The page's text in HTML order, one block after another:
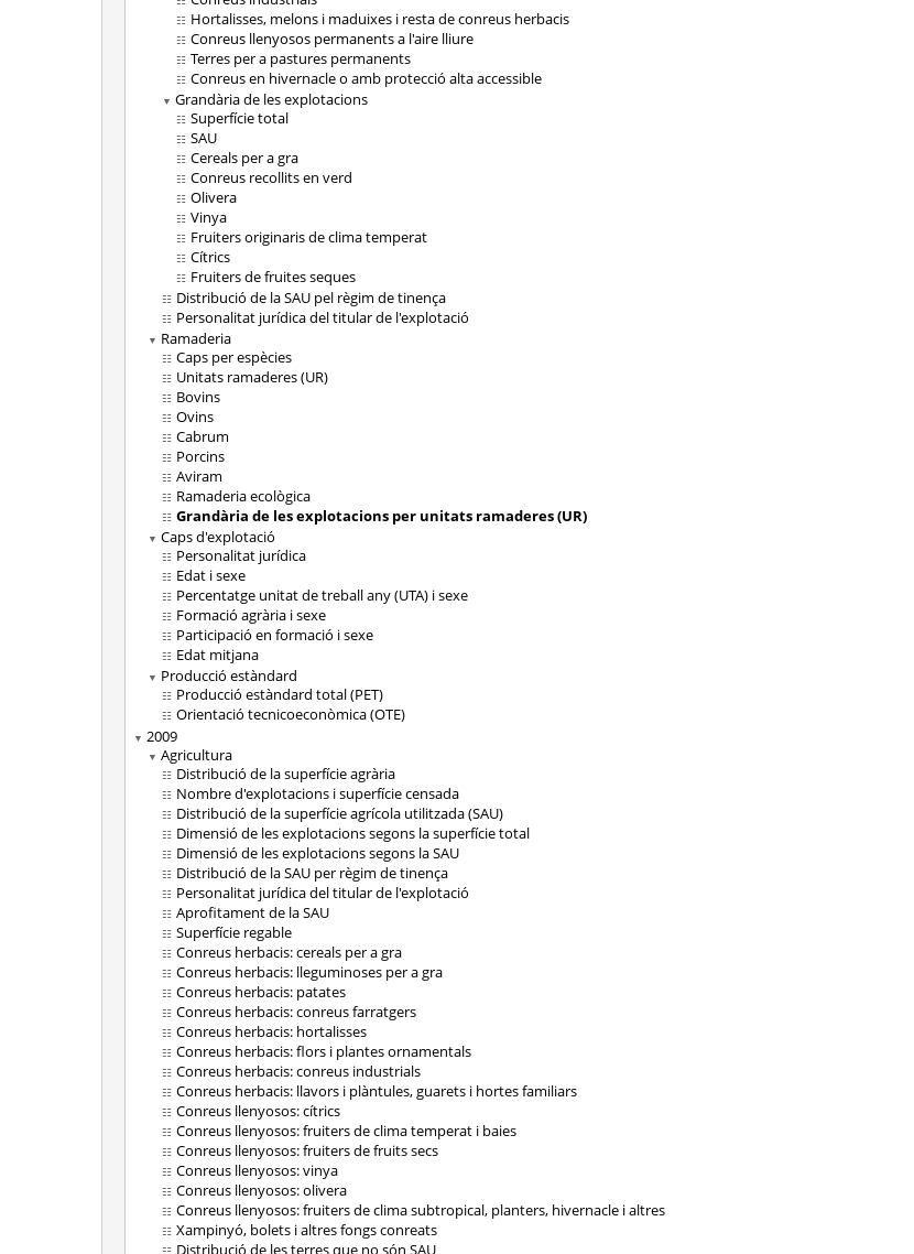
Hortalisses, melons i maduixes i resta de conreus herbacis
Conreus llenyosos permanents a l'aire lliure
Terres per a pastures permanents
Conreus en hivernacle o amb protecció alta accessible
Grandària de les explotacions
Superfície total
SAU
Cereals per a gra
Conreus recollits en verd
Olivera
Vinya
Fruiters originaris de clima temperat
Cítrics
Fruiters de fruites seques
Distribució de la SAU pel règim de tinença
Personalitat jurídica del titular de l'explotació
Ramaderia
Caps per espècies
Unitats ramaderes (UR)
Bovins
Ovins
Cabrum
Porcins
Aviram
Ramaderia ecològica
Grandària de les explotacions per unitats ramaderes (UR)
Caps d'explotació
Personalitat jurídica
Edat i sexe
Percentatge unitat de treball any (UTA) i sexe
Formació agrària i sexe
Participació en formació i sexe
Edat mitjana
Producció estàndard
Producció estàndard total (PET)
Orientació tecnicoeconòmica (OTE)
2009
Agricultura
Distribució de la superfície agrària
Nombre d'explotacions i superfície censada
Distribució de la superfície agrícola utilitzada (SAU)
Dimensió de les explotacions segons la superfície total
Dimensió de les explotacions segons la SAU
Distribució de la SAU per règim de tinença
Personalitat jurídica del titular de l'explotació
Aprofitament de la SAU
Superfície regable
Conreus herbacis: cereals per a gra
Conreus herbacis: lleguminoses per a gra
Conreus herbacis: patates
Conreus herbacis: conreus farratgers
Conreus herbacis: hortalisses
Conreus herbacis: flors i plantes ornamentals
Conreus herbacis: conreus industrials
Conreus herbacis: llavors i plàntules, guarets i hortes familiars
Conreus llenyosos: cítrics
Conreus llenyosos: fruiters de clima temperat i baies
Conreus llenyosos: fruiters de fruits secs
Conreus llenyosos: vinya
Conreus llenyosos: olivera
Conreus llenyosos: fruiters de clima subtropical, planters, hivernacle i altres
Xampinyó, bolets i altres fongs conreats
Distribució de les terres que no són SAU